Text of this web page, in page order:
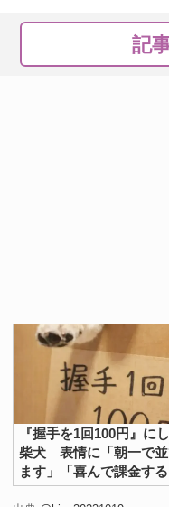
記
『握手を1回100円』に
柴犬 表情に「朝一で
ます」「喜んで課金する